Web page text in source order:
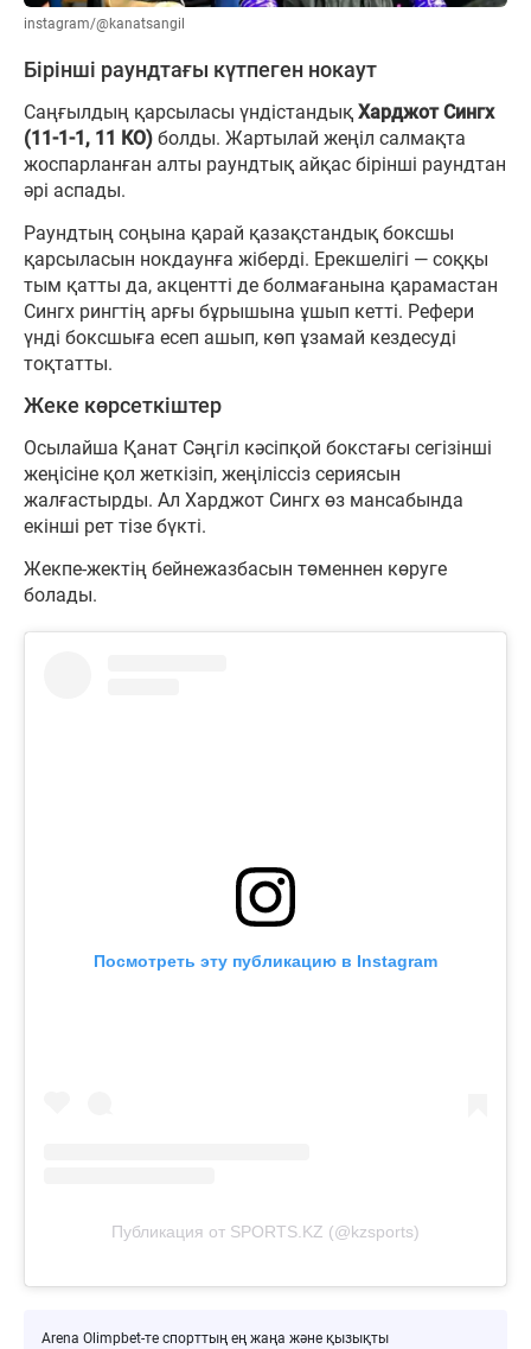
instagram/@kanatsangil
Бірінші раундтағы күтпеген нокаут
Саңғылдың қарсыласы үндістандық Харджот Сингх
(11-1-1, 11 КО) болды. Жартылай жеңіл салмақта
жоспарланған алты раундтық айқас бірінші раундтан
әрі аспады.
Раундтың соңына қарай қазақстандық боксшы
қарсыласын нокдаунға жіберді. Ерекшелігі — соққы
тым қатты да, акцентті де болмағанына қарамастан
Сингх рингтің арғы бұрышына ұшып кетті. Рефери
үнді боксшыға есеп ашып, көп ұзамай кездесуді
тоқтатты.
Жеке көрсеткіштер
Осылайша Қанат Сәңгіл кәсіпқой бокстағы сегізінші
жеңісіне қол жеткізіп, жеңіліссіз сериясын
жалғастырды. Ал Харджот Сингх өз мансабында
екінші рет тізе бүкті.
Жекпе-жектің бейнежазбасын төменнен көруге
болады.
Посмотреть эту публикацию в Instagram
Публикация от SPORTS.KZ (@kzsports)
Arena Olimpbet-те спорттың ең жаңа және қызықты